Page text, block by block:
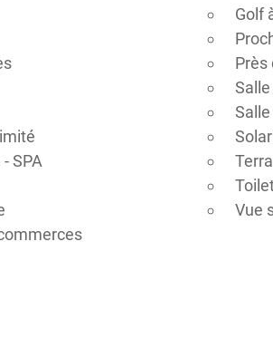
Golf
Près
SPA
Vue